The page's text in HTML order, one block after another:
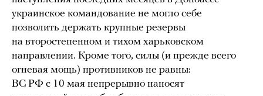
украинское командование не могло себе
позволить держать крупные резервы
на второстепенном и тихом харьковском
направлении. Кроме того, силы (и прежде всего
огневая мощь) противников не равны:
ВС РФ с 10 мая непрерывно наносят